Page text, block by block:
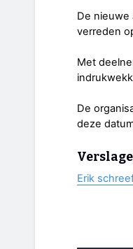
De
verreden
Met
De
deze
Erik